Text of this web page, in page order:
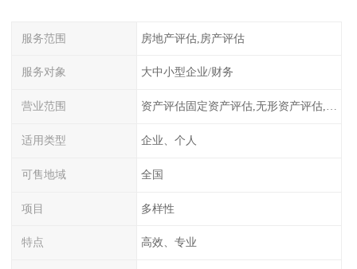
服务范围 房地产评估,房产评估
服务对象 大中小型企业/财务
营业范围 资产评估固定资产评估,无形资产评估,整体资产评估
适用类型 企业、个人
可售地域 全国
项目 多样性
特点 高效、专业